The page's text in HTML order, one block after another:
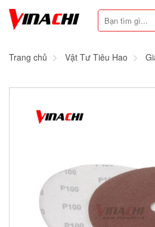
Trang chủ Vật Tư Tiêu Hao